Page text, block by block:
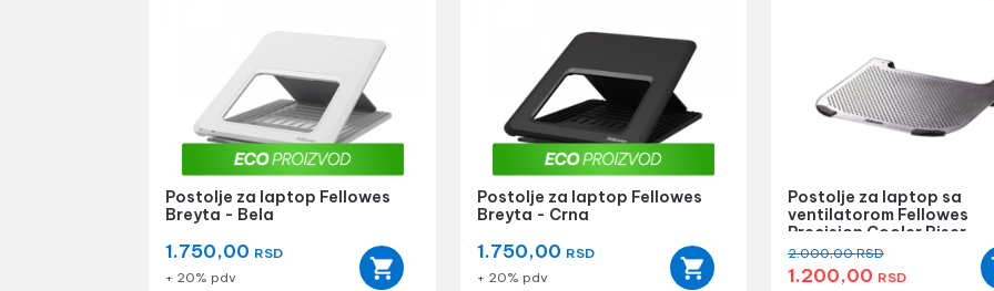
Postolje za laptop Fellowes
Breyta - Bela
1.750,00 RSD
+ 20% pdv
Postolje za laptop Fellowes
Breyta - Crna
1.750,00 RSD
+ 20% pdv
Postolje za laptop sa
ventilatorom Fellowes
Precision Cooler Riser
2.000,00RSD
1.200,00 RSD